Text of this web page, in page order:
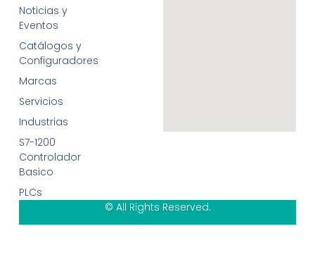
Noticias y
Eventos
Catálogos y
Configuradores
Marcas
Servicios
Industrias
S7-1200
Controlador
Basico
PLCs
© All Rights Reserved.